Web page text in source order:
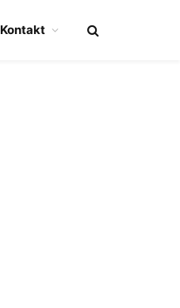
Kontakt